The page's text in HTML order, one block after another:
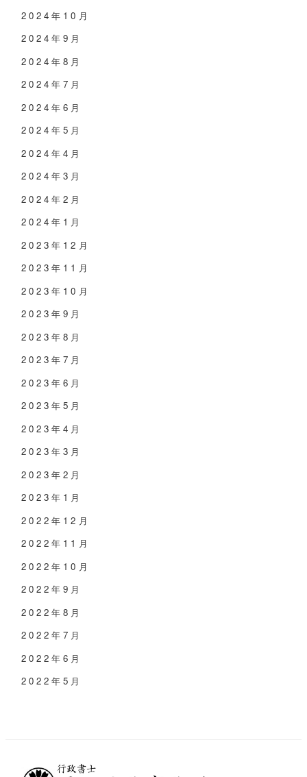
2024年10月
2024年9月
2024年8月
2024年7月
2024年6月
2024年5月
2024年4月
2024年3月
2024年2月
2024年1月
2023年12月
2023年11月
2023年10月
2023年9月
2023年8月
2023年7月
2023年6月
2023年5月
2023年4月
2023年3月
2023年2月
2023年1月
2022年12月
2022年11月
2022年10月
2022年9月
2022年8月
2022年7月
2022年6月
2022年5月